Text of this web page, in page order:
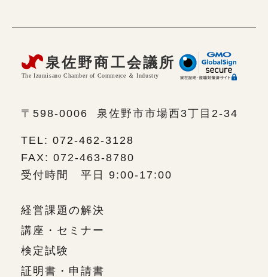
〒598-0006 泉佐野市市場西3丁目2-34
TEL: 072-462-3128
FAX: 072-463-8780
受付時間 平日 9:00-17:00
経営課題の解決
講座・セミナー
検定試験
証明書・申請書